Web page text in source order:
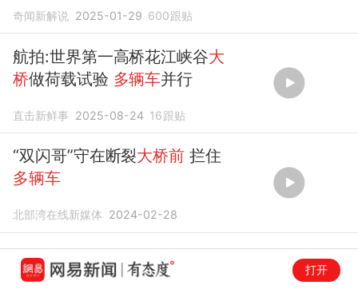
奇闻新解说 2025-01-29 600跟贴
航拍:世界第一高桥花江峡谷大
桥做荷载试验 多辆车并行
直击新鲜事 2025-08-24 16跟贴
“双闪哥”守在断裂大桥前拦住
多辆车
北部湾在线新媒体 2024-02-28
打开